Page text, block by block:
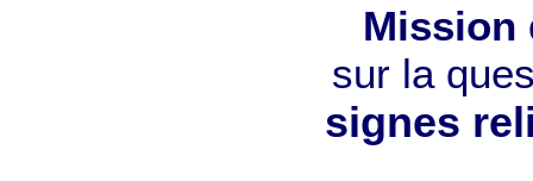
Mission
sur la
signes